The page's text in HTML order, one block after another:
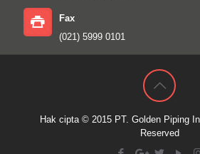
Fax
(021) 5999 0101
Hak cipta © 2015 PT. Golden Piping
Reserved